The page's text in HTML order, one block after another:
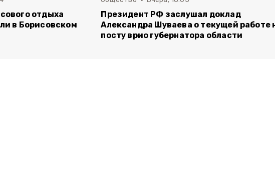
отдыха
в Борисовском
Президент РФ заслушал доклад
Александра Шуваева о текущей работе
посту врио губернатора области